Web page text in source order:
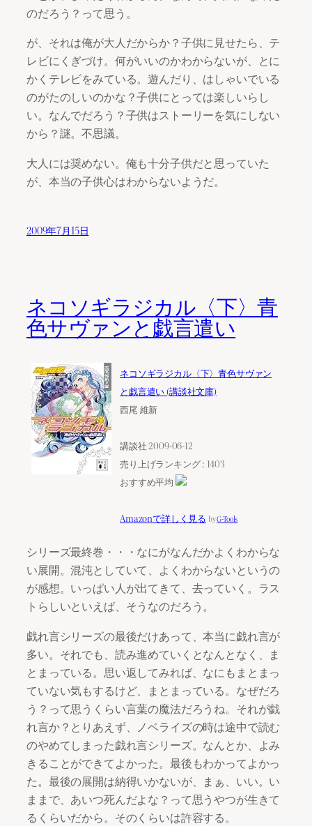
のだろう？って思う。
が、それは俺が大人だからか？子供に見せたら、テ
レビにくぎづけ。何がいいのかわからないが、とに
かくテレビをみている。遊んだり、はしゃいでいる
のがたのしいのかな？子供にとっては楽しいらし
い。なんでだろう？子供はストーリーを気にしない
から？謎。不思議。
大人には奨めない。俺も十分子供だと思っていた
が、本当の子供心はわからないようだ。
2009年7月15日
ネコソギラジカル〈下〉青
色サヴァンと戯言遣い
ネコソギラジカル〈下〉青色サヴァン
と戯言遣い (講談社文庫)
西尾 維新
講談社 2009-06-12
売り上げランキング : 1403
おすすめ平均
Amazonで詳しく見る byG-Tools
シリーズ最終巻・・・なにがなんだかよくわからな
い展開。混沌としていて、よくわからないというの
が感想。いっぱい人が出てきて、去っていく。ラス
トらしいといえば、そうなのだろう。
戯れ言シリーズの最後だけあって、本当に戯れ言が
多い。それでも、読み進めていくとなんとなく、ま
とまっている。思い返してみれば、なにもまとまっ
ていない気もするけど、まとまっている。なぜだろ
う？って思うくらい言葉の魔法だろうね。それが戯
れ言か？とりあえず、ノベライズの時は途中で読む
のやめてしまった戯れ言シリーズ。なんとか、よみ
きることができてよかった。最後もわかってよかっ
た。最後の展開は納得いかないが、まぁ、いい。い
ままで、あいつ死んだよな？って思うやつが生きて
るくらいだから。そのくらいは許容する。